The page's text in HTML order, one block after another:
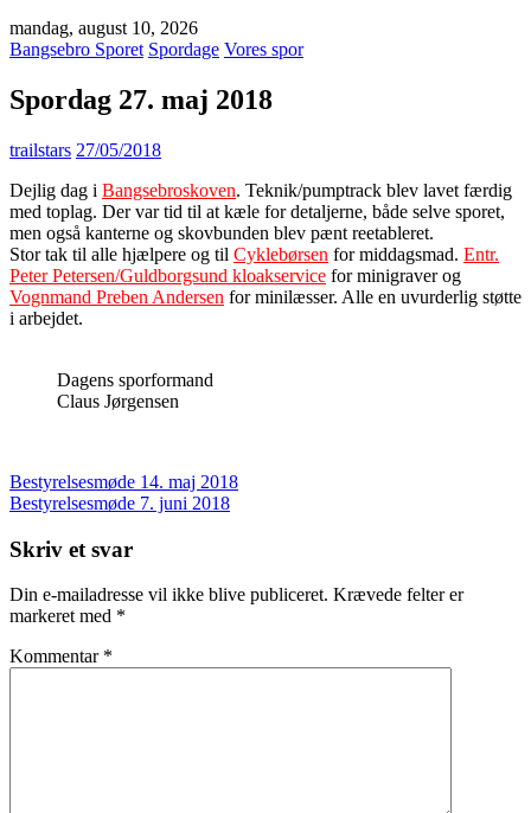
mandag, august 10, 2026
Bangsebro Sporet Spordage Vores spor
Spordag 27. maj 2018
trailstars 27/05/2018
Dejlig dag i Bangsebroskoven. Teknik/pumptrack blev lavet færdig
med toplag. Der var tid til at kæle for detaljerne, både selve sporet,
men også kanterne og skovbunden blev pænt reetableret.
Stor tak til alle hjælpere og til Cyklebørsen for middagsmad. Entr.
Peter Petersen/Guldborgsund kloakservice for minigraver og
Vognmand Preben Andersen for minilæsser. Alle en uvurderlig støtte
i arbejdet.
Dagens sporformand
Claus Jørgensen
Indlægsnavigation
Bestyrelsesmøde 14. maj 2018
Bestyrelsesmøde 7. juni 2018
Skriv et svar
Din e-mailadresse vil ikke blive publiceret. Krævede felter er
markeret med *
Kommentar *